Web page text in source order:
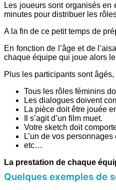
Les joueurs sont organisés
minutes pour distribuer les
A la fin de ce petit temps de
En fonction de l’âge et de
chaque équipe qui joue alors
Plus les participants sont
Tous les rôles féminins
Les dialogues doivent
La pièce doit être jouée
Il s’agit d’un film muet.
Votre sketch doit
L’un de vos personnages
etc…
La prestation de chaque
Quelques exemples de